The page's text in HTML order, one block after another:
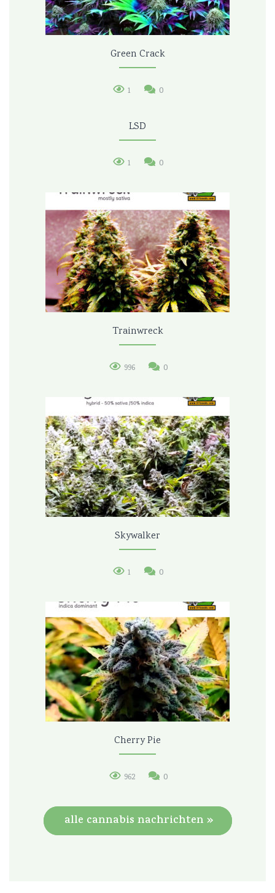
Green Crack
1 0
LSD
1 0
Trainwreck
996 0
Skywalker
1 0
Cherry Pie
962 0
alle cannabis nachrichten »